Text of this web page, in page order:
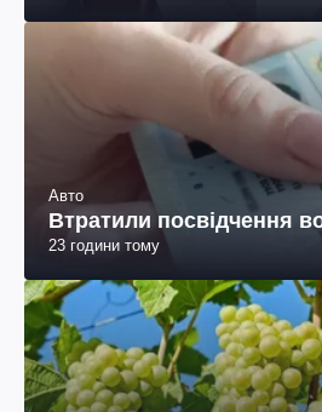
Авто
Втратили посвідчення
23 години тому